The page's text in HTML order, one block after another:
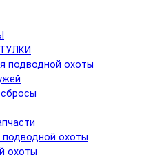
подводной охоты
подводной охоты
охоты